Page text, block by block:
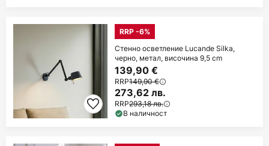
RRP -6%
Стенно осветление Lucande Silka,
черно, метал, височина 9,5 cm
139,90 €
RRP149,90 €
273,62 лв.
RRP293,18 лв.
В наличност